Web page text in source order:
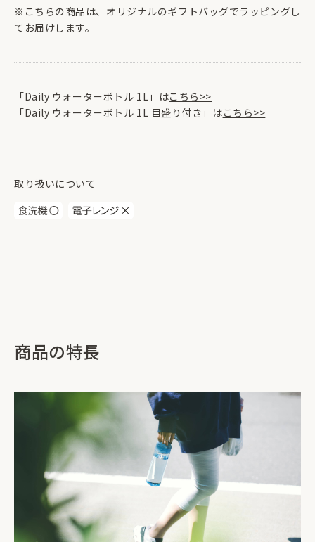
※こちらの商品は、オリジナルのギフトバッグでラッピングし
てお届けします。
「Daily ウォーターボトル 1L」はこちら>>
「Daily ウォーターボトル 1L 目盛り付き」はこちら>>
取り扱いについて
商品の特長